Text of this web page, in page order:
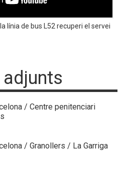
línia de bus L52 recuperi el servei
/ Centre penitenciari
/ Granollers / La Garriga